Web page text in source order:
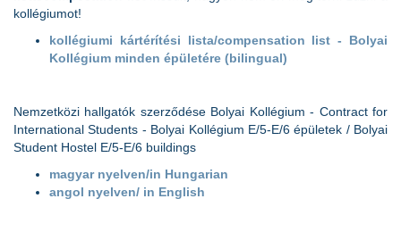
kollégiumot!
kollégiumi kártérítési lista/compensation list - Bolyai
Kollégium minden épületére (bilingual)
Nemzetközi hallgatók szerződése Bolyai Kollégium - Contract for
International Students - Bolyai Kollégium E/5-E/6 épületek / Bolyai
Student Hostel E/5-E/6 buildings
magyar nyelven/in Hungarian
angol nyelven/ in English